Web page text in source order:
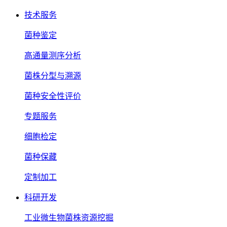
技术服务
菌种鉴定
高通量测序分析
菌株分型与溯源
菌种安全性评价
专题服务
细胞检定
菌种保藏
定制加工
科研开发
工业微生物菌株资源挖掘